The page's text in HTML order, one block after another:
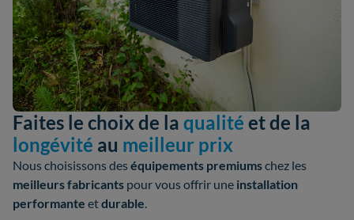
Faites le choix de la qualité et de la
longévité au meilleur prix
Nous choisissons deséquipements premiumschez les
meilleurs fabricants pour vous offrir une installation
performante etdurable.